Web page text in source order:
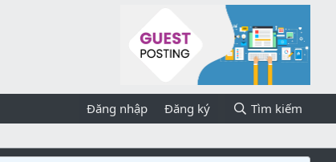
Đăng nhập Đăng ký Tìm kiếm